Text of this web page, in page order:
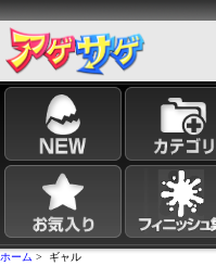
ホーム > ギャル